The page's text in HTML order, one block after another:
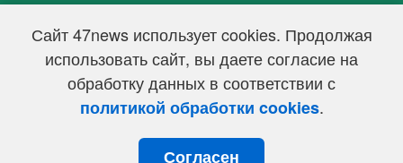
Сайт 47news использует cookies. Продолжая
использовать сайт, вы даете согласие на
обработку данных в соответствии с
политикой обработки cookies.
Согласен
47 новостей (47 news)2005 — 2026 г.
Свидетельство о регистрации СМИ Эл № ФС 77-39848, выдано
Федеральной службой по надзору в сфере связи,
информационных технологий и массовых коммуникаций